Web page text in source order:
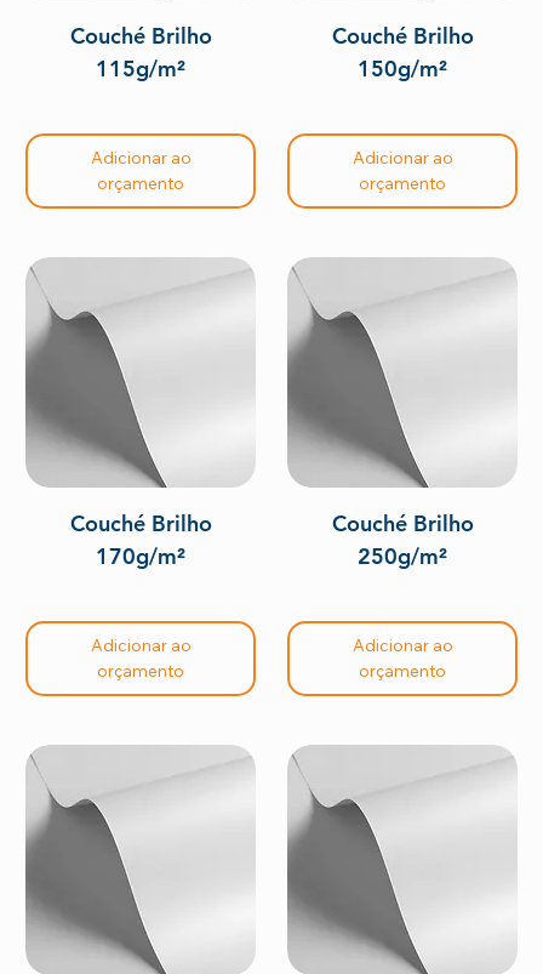
Couché Brilho
115g/m²
Adicionar ao
orçamento
Couché Brilho
150g/m²
Adicionar ao
orçamento
Couché Brilho
170g/m²
Adicionar ao
orçamento
Couché Brilho
250g/m²
Adicionar ao
orçamento